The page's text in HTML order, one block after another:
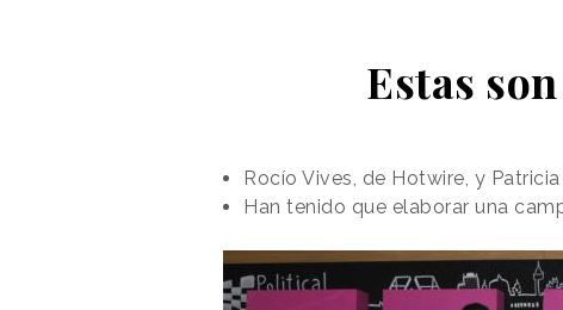
Estas
Rocío Vives, de Hotwire, y
Han tenido que elaborar una